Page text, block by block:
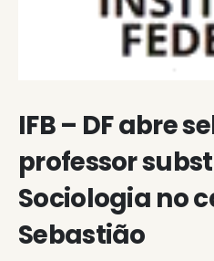
IFB – DF abre
professor
Sociologia no
Sebastião